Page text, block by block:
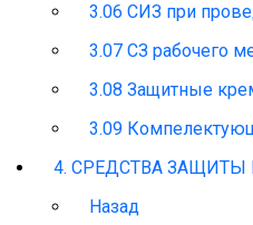
3.06 СИЗ при
3.07 СЗ рабочего
3.08 Защитные
3.09
4. СРЕДСТВА ЗАЩИТЫ
Назад